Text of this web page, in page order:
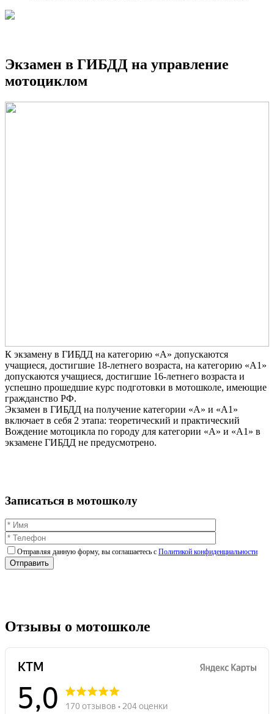
Экзамен в ГИБДД на управление
мотоциклом
К экзамену в ГИБДД на категорию «А» допускаются
учащиеся, достигшие 18-летнего возраста, на категорию «А1»
допускаются учащиеся, достигшие 16-летнего возраста и
успешно прошедшие курс подготовки в мотошколе, имеющие
гражданство РФ.
Экзамен в ГИБДД на получение категории «А» и «А1»
включает в себя 2 этапа: теоретический и практический
Вождение мотоцикла по городу для категории «А» и «А1» в
экзамене ГИБДД не предусмотрено.
Записаться в мотошколу
Отправляя данную форму, вы соглашаетесь c Политикой конфиденциальности
Отзывы о мотошколе